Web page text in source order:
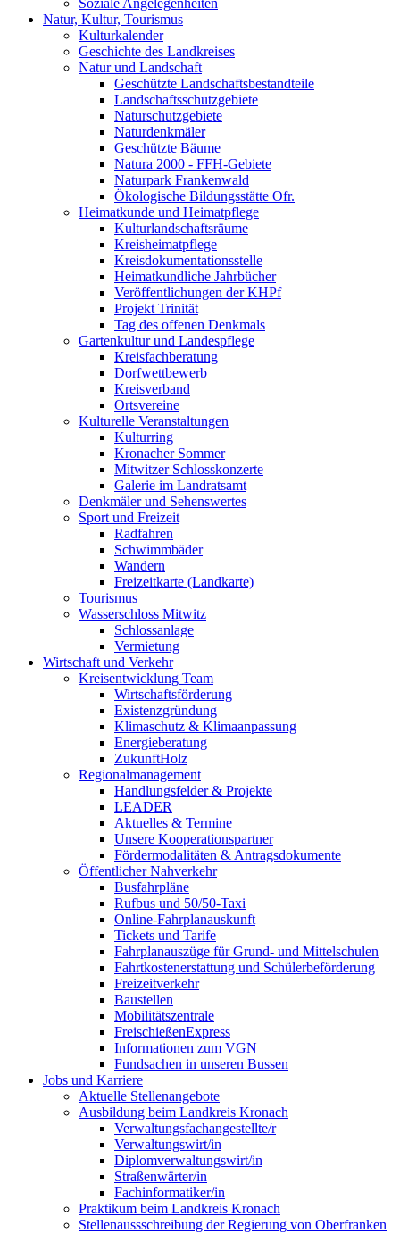
Soziale Angelegenheiten
Natur, Kultur, Tourismus
Kulturkalender
Geschichte des Landkreises
Natur und Landschaft
Geschützte Landschaftsbestandteile
Landschaftsschutzgebiete
Naturschutzgebiete
Naturdenkmäler
Geschützte Bäume
Natura 2000 - FFH-Gebiete
Naturpark Frankenwald
Ökologische Bildungsstätte Ofr.
Heimatkunde und Heimatpflege
Kulturlandschaftsräume
Kreisheimatpflege
Kreisdokumentationsstelle
Heimatkundliche Jahrbücher
Veröffentlichungen der KHPf
Projekt Trinität
Tag des offenen Denkmals
Gartenkultur und Landespflege
Kreisfachberatung
Dorfwettbewerb
Kreisverband
Ortsvereine
Kulturelle Veranstaltungen
Kulturring
Kronacher Sommer
Mitwitzer Schlosskonzerte
Galerie im Landratsamt
Denkmäler und Sehenswertes
Sport und Freizeit
Radfahren
Schwimmbäder
Wandern
Freizeitkarte (Landkarte)
Tourismus
Wasserschloss Mitwitz
Schlossanlage
Vermietung
Wirtschaft und Verkehr
Kreisentwicklung Team
Wirtschaftsförderung
Existenzgründung
Klimaschutz & Klimaanpassung
Energieberatung
ZukunftHolz
Regionalmanagement
Handlungsfelder & Projekte
LEADER
Aktuelles & Termine
Unsere Kooperationspartner
Fördermodalitäten & Antragsdokumente
Öffentlicher Nahverkehr
Busfahrpläne
Rufbus und 50/50-Taxi
Online-Fahrplanauskunft
Tickets und Tarife
Fahrplanauszüge für Grund- und Mittelschulen
Fahrtkostenerstattung und Schülerbeförderung
Freizeitverkehr
Baustellen
Mobilitätszentrale
FreischießenExpress
Informationen zum VGN
Fundsachen in unseren Bussen
Jobs und Karriere
Aktuelle Stellenangebote
Ausbildung beim Landkreis Kronach
Verwaltungsfachangestellte/r
Verwaltungswirt/in
Diplomverwaltungswirt/in
Straßenwärter/in
Fachinformatiker/in
Praktikum beim Landkreis Kronach
Stellenaussschreibung der Regierung von Oberfranken